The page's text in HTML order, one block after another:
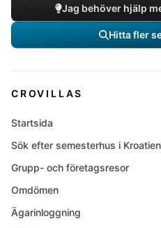
Jag behöver hjälp
Hitta fler
CROVILLAS
Startsida
Sök efter semesterhus i Kroatien
Grupp- och företagsresor
Omdömen
Ägarinloggning